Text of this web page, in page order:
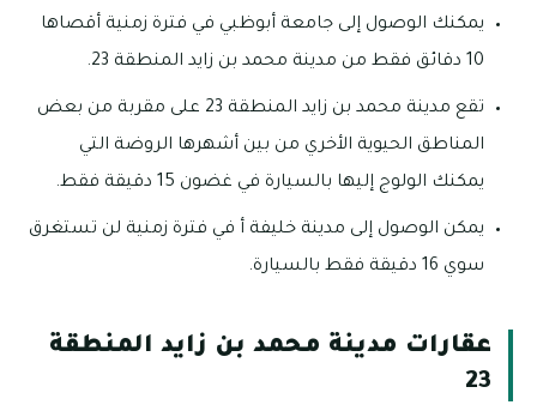
يمكنك الوصول إلى جامعة أبوظبي في فترة زمنية أقصاها
10 دقائق فقط من مدينة محمد بن زايد المنطقة 23.
تقع مدينة محمد بن زايد المنطقة 23 على مقربة من بعض
المناطق الحيوية الأخري من بين أشهرها الروضة التي
يمكنك الولوج إليها بالسيارة في غضون 15 دقيقة فقط.
يمكن الوصول إلى مدينة خليفة أ في فترة زمنية لن تستغرق
سوي 16 دقيقة فقط بالسيارة.
عقارات مدينة محمد بن زايد المنطقة
23